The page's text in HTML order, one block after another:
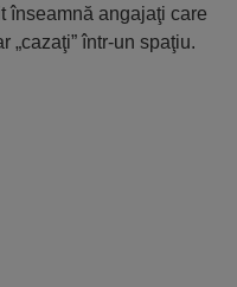
înseamnă angajaţi care
„cazaţi” într-un spaţiu.